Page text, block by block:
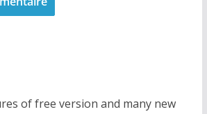
of free version and many new